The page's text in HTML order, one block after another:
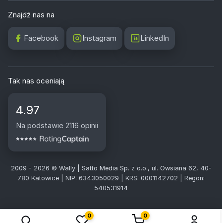
Znajdź nas na
Facebook Instagram LinkedIn
Tak nas oceniają
4.97
Na podstawie 2116 opinii
2009 - 2026 © Wally | Satto Media Sp. z o.o., ul. Owsiana 62, 40-
780 Katowice | NIP: 6343050029 | KRS: 0001142702 | Regon:
540531914
0 0